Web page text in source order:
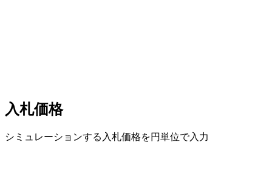
入札価格
シミュレーションする入札価格を円単位で入力